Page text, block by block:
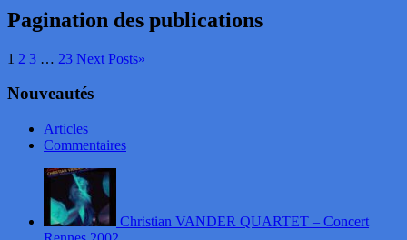
Pagination des publications
1 2 3 … 23 Next Posts»
Nouveautés
Articles
Commentaires
Christian VANDER QUARTET – Concert